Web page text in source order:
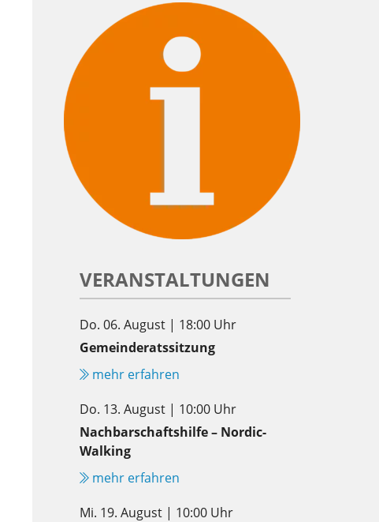
VERANSTALTUNGEN
Do. 06. August | 18:00 Uhr
Gemeinderatssitzung
mehr erfahren
Do. 13. August | 10:00 Uhr
Nachbarschaftshilfe – Nordic-
Walking
mehr erfahren
Mi. 19. August | 10:00 Uhr